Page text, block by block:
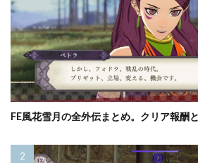
FE風花雪月の全外伝まとめ。クリア報酬